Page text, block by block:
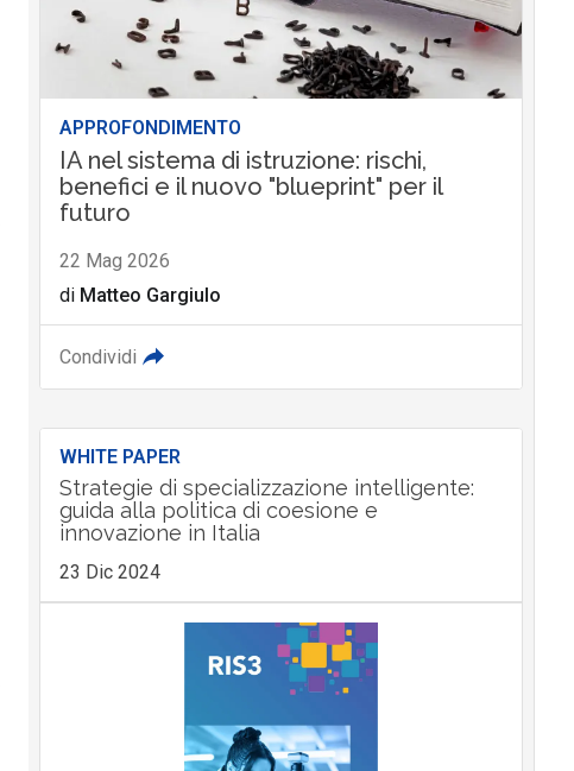
APPROFONDIMENTO
IA nel sistema di istruzione: rischi,
benefici e il nuovo "blueprint" per il
futuro
22 Mag 2026
di Matteo Gargiulo
Condividi
WHITE PAPER
Strategie di specializzazione intelligente:
guida alla politica di coesione e
innovazione in Italia
23 Dic 2024